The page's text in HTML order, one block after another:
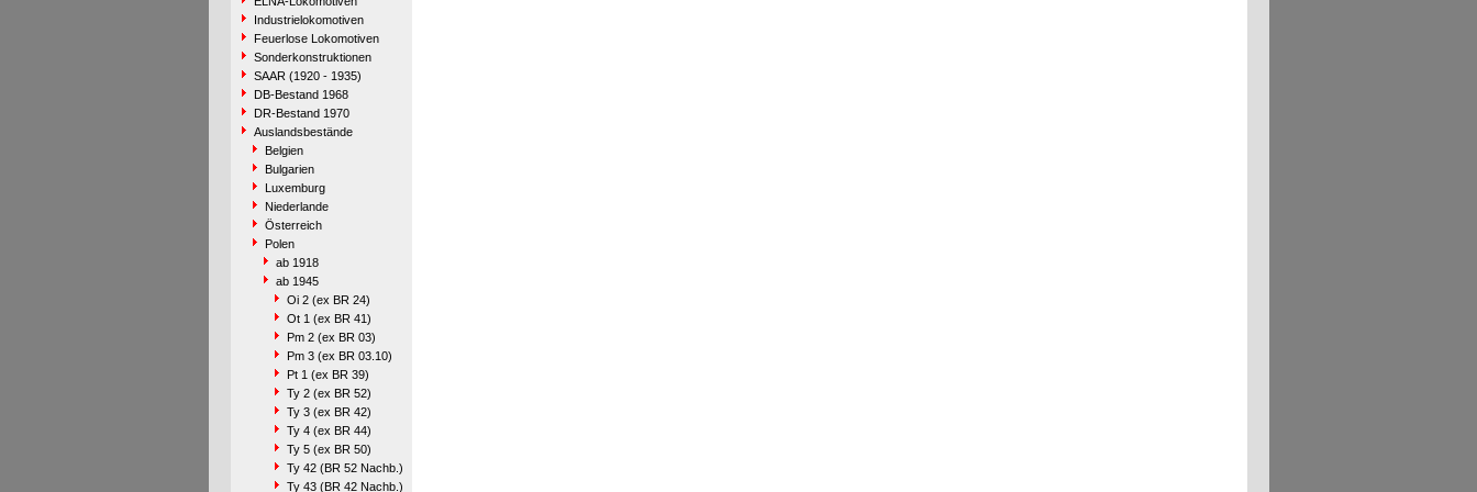
Industrielokomotiven
Feuerlose Lokomotiven
Sonderkonstruktionen
SAAR (1920 - 1935)
DB-Bestand 1968
DR-Bestand 1970
Auslandsbestände
Belgien
Bulgarien
Luxemburg
Niederlande
Österreich
Polen
ab 1918
ab 1945
Oi 2 (ex BR 24)
Ot 1 (ex BR 41)
Pm 2 (ex BR 03)
Pm 3 (ex BR 03.10)
Pt 1 (ex BR 39)
Ty 2 (ex BR 52)
Ty 3 (ex BR 42)
Ty 4 (ex BR 44)
Ty 5 (ex BR 50)
Ty 42 (BR 52 Nachb.)
Ty 43 (BR 42 Nachb.)